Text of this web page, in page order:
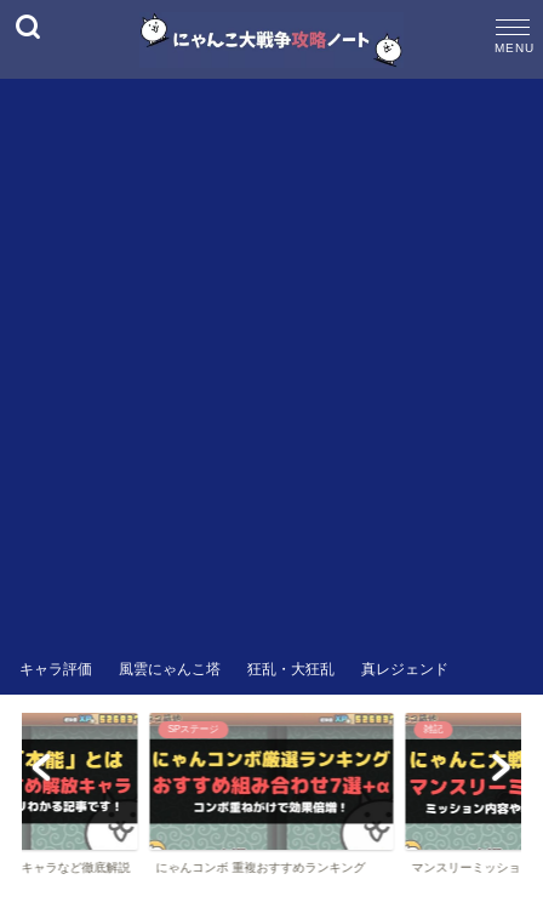
M
N
キャラ評価 風雲にゃんこ塔 狂乱・大狂乱 真レジェンド
放キャラなど徹底解説
SPステージ
にゃんコンボ 重複おすすめランキング
雑記
マンスリーミッション